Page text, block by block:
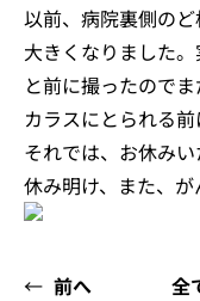
以前、病院裏側の
大きくなりました
と前に撮ったので
カラスにとられる
それでは、お休みい
休み明け、また、
← 前へ 全